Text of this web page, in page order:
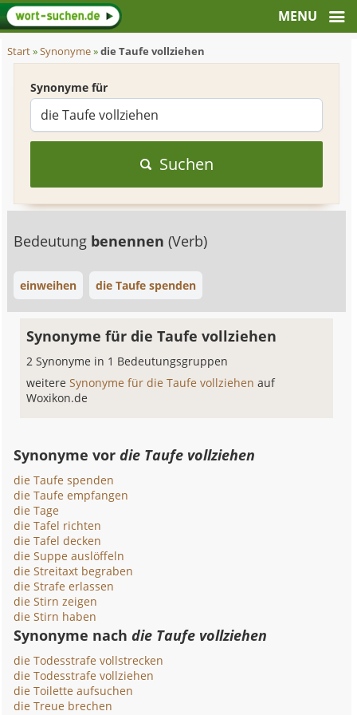
Start»Synonyme»die Taufe vollziehen
Synonyme für
Suchen
Bedeutung benennen(Verb)
einweihen die Taufe spenden
Synonyme für die Taufe vollziehen
2 Synonyme in 1 Bedeutungsgruppen
weitereSynonyme für die Taufe vollziehenauf
Woxikon.de
Synonyme vordie Taufe vollziehen
die Taufe spenden
die Taufe empfangen
die Tage
die Tafel richten
die Tafel decken
die Suppe auslöffeln
die Streitaxt begraben
die Strafe erlassen
die Stirn zeigen
die Stirn haben
Synonyme nachdie Taufe vollziehen
die Todesstrafe vollstrecken
die Todesstrafe vollziehen
die Toilette aufsuchen
die Treue brechen